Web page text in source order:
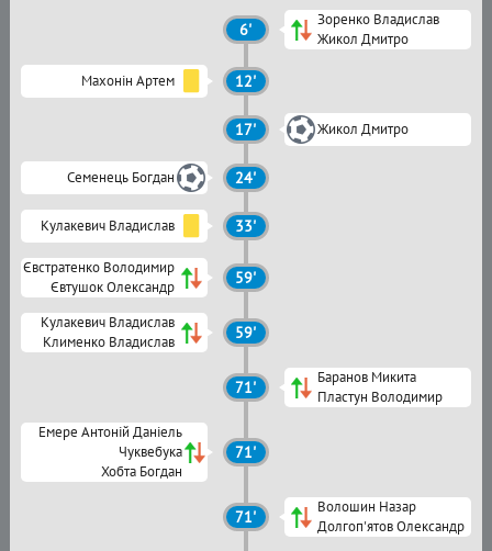
6'
Зоренко Владислав
Жикол Дмитро
Махонін Артем 12'
17' Жикол Дмитро
Семенець Богдан 24'
Кулакевич Владислав 33'
Євстратенко Володимир
Євтушок Олександр
59'
Кулакевич Владислав
Клименко Владислав
59'
71'
Баранов Микита
Пластун Володимир
Емере Антоній Даніель
Чуквебука
Хобта Богдан
71'
71'
Волошин Назар
Долгоп'ятов Олександр